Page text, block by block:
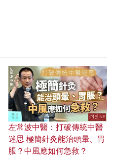
左常波中醫：打破傳統中醫
迷思 極簡針灸能治頭暈、胃
脹？中風應如何急救？